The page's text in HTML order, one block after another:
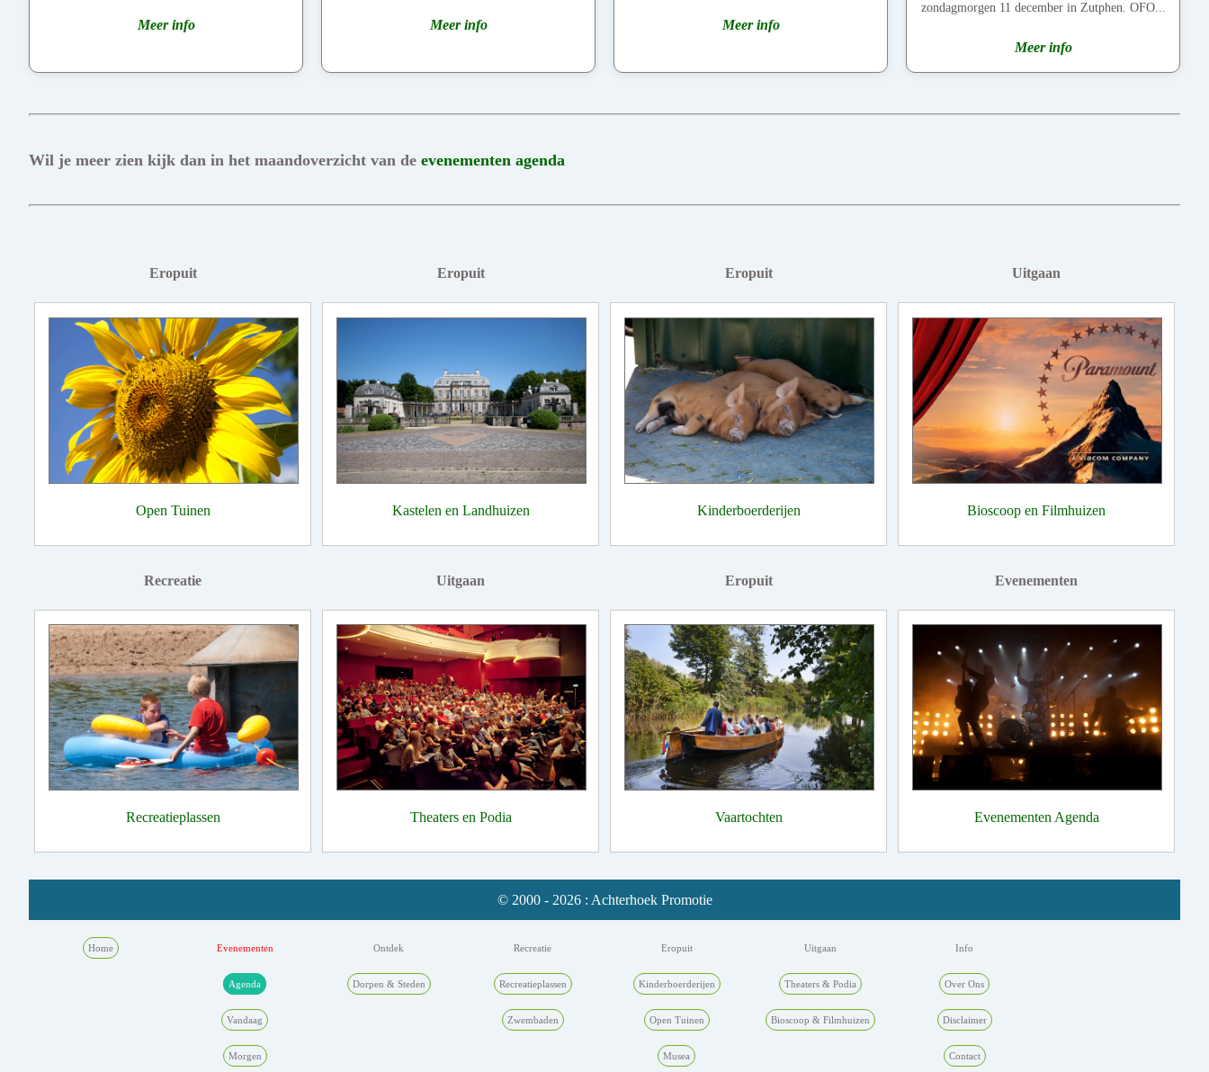
Meer info Meer info Meer info
zondagmorgen 11 december in Zutphen. OFO...
Meer info
Wil je meer zien kijk dan in het maandoverzicht van de evenementen agenda
Eropuit
Open Tuinen
Eropuit
Kastelen en Landhuizen
Eropuit
Kinderboerderijen
Uitgaan
Bioscoop en Filmhuizen
Recreatie
Recreatieplassen
Uitgaan
Theaters en Podia
Eropuit
Vaartochten
Evenementen
Evenementen Agenda
© 2000 - 2026 : Achterhoek Promotie
Home Evenementen
Agenda
Vandaag
Morgen
Ontdek
Dorpen & Steden
Recreatie
Recreatieplassen
Zwembaden
Eropuit
Kinderboerderijen
Open Tuinen
Musea
Uitgaan
Theaters & Podia
Bioscoop & Filmhuizen
Info
Over Ons
Disclaimer
Contact